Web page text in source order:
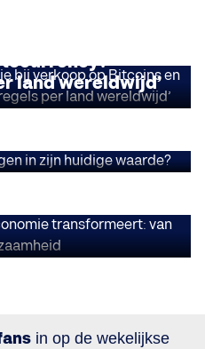
je bij verkoop
land wereldwijd’
in op de wekelijkse